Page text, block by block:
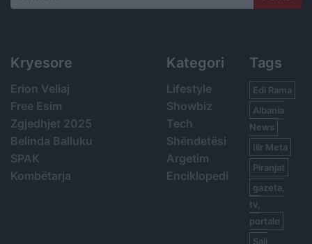
Search
Kryesore
Erion Veliaj
Free Esim
Zgjedhjet 2025
Belinda Balluku
SPAK
Kombëtarja
Kategori
Lifestyle
Showbiz
Tech
Shëndetësi
Argetim
Enciklopedi
Tags
Edi Rama
Albania
News
Ilir Meta
Piranjat
gazeta,
tv,
portale
Sali